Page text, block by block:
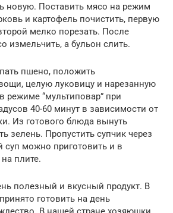
новую. Поставить мясо на режим
и картофель почистить, первую
мелко порезать. После
измельчить, а бульон слить.
пшено, положить
целую луковицу и нарезанную
режиме “мультиповар” при
40-60 минут в зависимости от
Из готового блюда вынуть
зелень. Пропустить супчик через
можно приготовить и в
плите.
полезный и вкусный продукт. В
готовить на день